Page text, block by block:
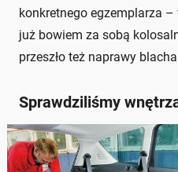
konkretnego egzemplarza
już bowiem za sobą
przeszło też naprawy
Sprawdziliśmy